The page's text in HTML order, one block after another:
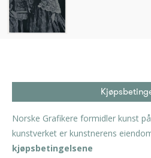
Norske Grafikere formidler kunst
kunstverket er kunstnerens
kjøpsbetingelsene